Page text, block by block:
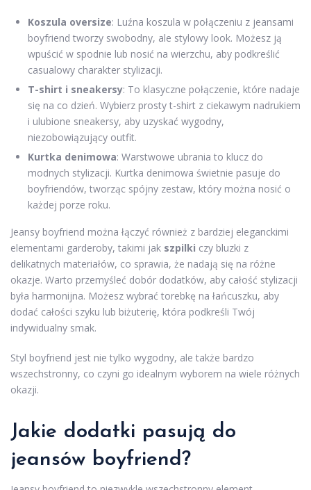
Koszula oversize: Luźna koszula w połączeniu z jeansami
boyfriend tworzy swobodny, ale stylowy look. Możesz ją
wpuścić w spodnie lub nosić na wierzchu, aby podkreślić
casualowy charakter stylizacji.
T-shirt i sneakersy: To klasyczne połączenie, które nadaje
się na co dzień. Wybierz prosty t-shirt z ciekawym nadrukiem
i ulubione sneakersy, aby uzyskać wygodny,
niezobowiązujący outfit.
Kurtka denimowa: Warstwowe ubrania to klucz do
modnych stylizacji. Kurtka denimowa świetnie pasuje do
boyfriendów, tworząc spójny zestaw, który można nosić o
każdej porze roku.
Jeansy boyfriend można łączyć również z bardziej eleganckimi
elementami garderoby, takimi jak szpilki czy bluzki z
delikatnych materiałów, co sprawia, że nadają się na różne
okazje. Warto przemyśleć dobór dodatków, aby całość stylizacji
była harmonijna. Możesz wybrać torebkę na łańcuszku, aby
dodać całości szyku lub biżuterię, która podkreśli Twój
indywidualny smak.
Styl boyfriend jest nie tylko wygodny, ale także bardzo
wszechstronny, co czyni go idealnym wyborem na wiele różnych
okazji.
Jakie dodatki pasują do
jeansów boyfriend?